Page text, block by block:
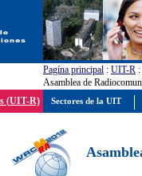
Pagína principal : UIT-R :
Asamblea de
(UIT-R)
Sectores de la UIT